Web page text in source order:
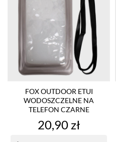
FOX OUTDOOR ETUI
WODOSZCZELNE NA
TELEFON CZARNE
Cena
20,90 zł